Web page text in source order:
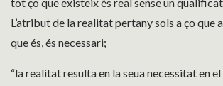
L’atribut de la realitat pertany sols a ço que
que és, és necessari;
“la realitat resulta en la seua necessitat en